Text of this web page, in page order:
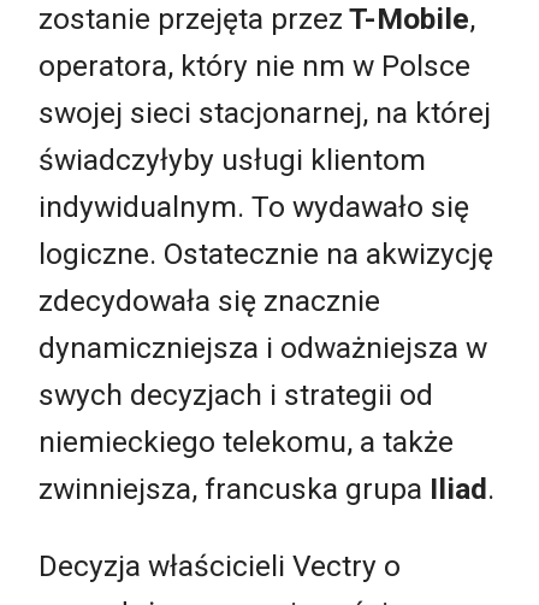
zostanie przejęta przez T-Mobile,
operatora, który nie nm w Polsce
swojej sieci stacjonarnej, na której
świadczyłyby usługi klientom
indywidualnym. To wydawało się
logiczne. Ostatecznie na akwizycję
zdecydowała się znacznie
dynamiczniejsza i odważniejsza w
swych decyzjach i strategii od
niemieckiego telekomu, a także
zwinniejsza, francuska grupa Iliad.
Decyzja właścicieli Vectry o